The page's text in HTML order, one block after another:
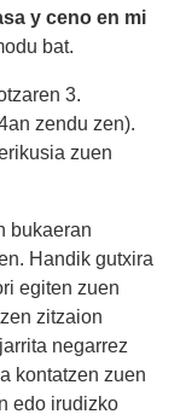
y ceno en mi
bat.
3.
zendu zen).
zuen
bukaeran
Handik gutxira
egiten zuen
zitzaion
negarrez
kontatzen zuen
edo irudizko